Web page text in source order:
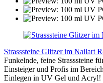
Strasssteine Glitzer im Nailart
Funkelnde, feine Strasssteine
Einsteiger und Profis im
Einlegen in UV Gel und Acryl!